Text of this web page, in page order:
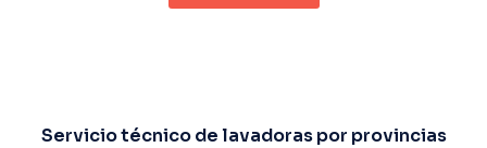
Servicio técnico de lavadoras por provincias